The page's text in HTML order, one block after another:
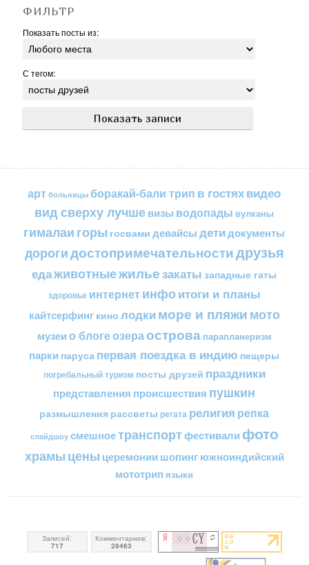
ФИЛЬТР
Показать посты из:
С тегом:
арт больницы боракай-бали трип в гостяхвидео
вид сверху лучшевизы водопады вулканы
гималаи горы госвами девайсы детидокументы
дорогидостопримечательностидрузья
едаживотныежильезакаты западные гаты
здоровье интернетинфоитоги и планы
кайтсерфинг кино лодкиморе и пляжимото
музеи о блогеозераострова парапланеризм
парки паруса первая поездка в индию пещеры
погребальный туризм посты друзей праздники
представления происшествия пушкин
размышления рассветы регата религия репка
слайдшоу смешноетранспортфестивали фото
храмы цены церемонии шопингюжноиндийский
мототрип языки
Записей:
717
Комментариев:
28463